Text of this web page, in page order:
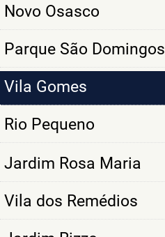
Novo Osasco
Parque São Domingos
Vila Gomes
Rio Pequeno
Jardim Rosa Maria
Vila dos Remédios